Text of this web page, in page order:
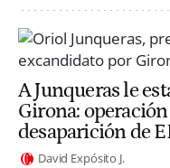
A Junqueras le
Girona:
desaparición de
David Expósito J.